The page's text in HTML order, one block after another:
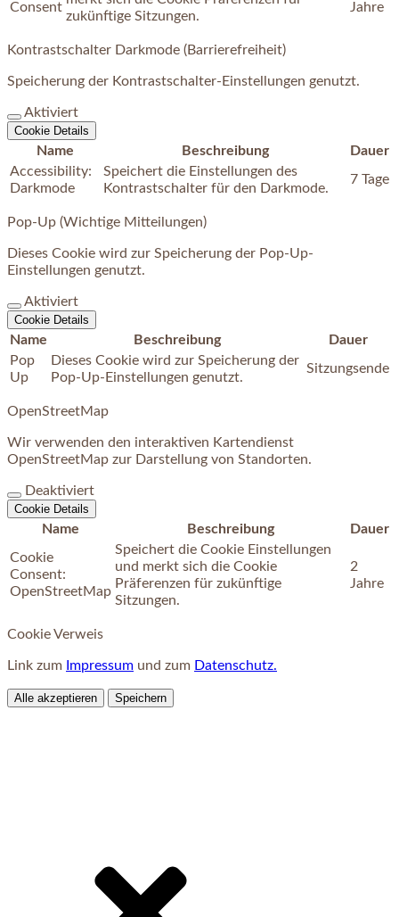
Consent
zukünftige Sitzungen.
Jahre
Kontrastschalter Darkmode (Barrierefreiheit)
Speicherung der Kontrastschalter-Einstellungen genutzt.
Aktiviert
Cookie Details
Name Beschreibung
Dauer
Accessibility:
Darkmode
Speichert die Einstellungen des
Kontrastschalter für den Darkmode.
7 Tage
Pop-Up (Wichtige Mitteilungen)
Dieses Cookie wird zur Speicherung der Pop-Up-
Einstellungen genutzt.
Aktiviert
Cookie Details
Name Beschreibung
Dauer
Pop
Up
Dieses Cookie wird zur Speicherung der
Pop-Up-Einstellungen genutzt.
Sitzungsende
OpenStreetMap
Wir verwenden den interaktiven Kartendienst
OpenStreetMap zur Darstellung von Standorten.
Deaktiviert
Cookie Details
Name Beschreibung
Dauer
Cookie
Consent:
OpenStreetMap
Speichert die Cookie Einstellungen
und merkt sich die Cookie
Präferenzen für zukünftige
Sitzungen.
2
Jahre
Cookie Verweis
Link zum Impressum und zum Datenschutz.
Alle akzeptieren Speichern